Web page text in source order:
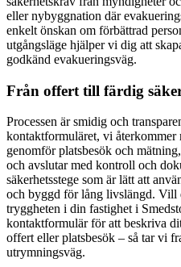
eller nybyggnation där
enkelt önskan om förbättrad
utgångsläge hjälper vi dig att
godkänd evakueringsväg.
Från offert till färdig
Processen är smidig och
kontaktformuläret, vi
genomför platsbesök och
och avslutar med kontroll och
säkerhetsstege som är lätt att
och byggd för lång livslängd. Vill
tryggheten i din fastighet i
kontaktformulär för att beskriva
offert eller platsbesök – så tar vi
utrymningsväg.